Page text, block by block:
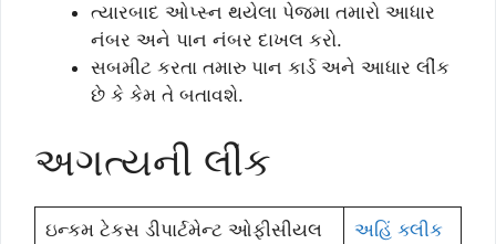
ત્યારબાદ ઓપ્સ્ન થયેલા પેજમા તમારો આધાર
નંબર અને પાન નંબર દાખલ કરો.
સબમીટ કરતા તમારુ પાન કાર્ડ અને આધાર લીંંક
છે કે કેમ તે બતાવશે.
અગત્યની લીંક
ઇન્કમ ટેકસ ડીપાર્ટમેન્ટ ઓફીસીયલ
અહિં ક્લીક